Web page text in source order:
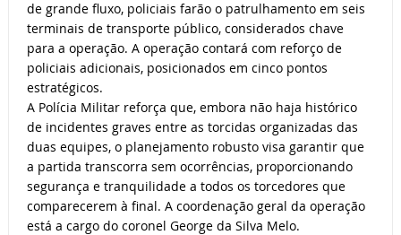
de grande fluxo, policiais farão o patrulhamento em seis
terminais de transporte público, considerados chave
para a operação. A operação contará com reforço de
policiais adicionais, posicionados em cinco pontos
estratégicos.
A Polícia Militar reforça que, embora não haja histórico
de incidentes graves entre as torcidas organizadas das
duas equipes, o planejamento robusto visa garantir que
a partida transcorra sem ocorrências, proporcionando
segurança e tranquilidade a todos os torcedores que
comparecerem à final. A coordenação geral da operação
está a cargo do coronel George da Silva Melo.